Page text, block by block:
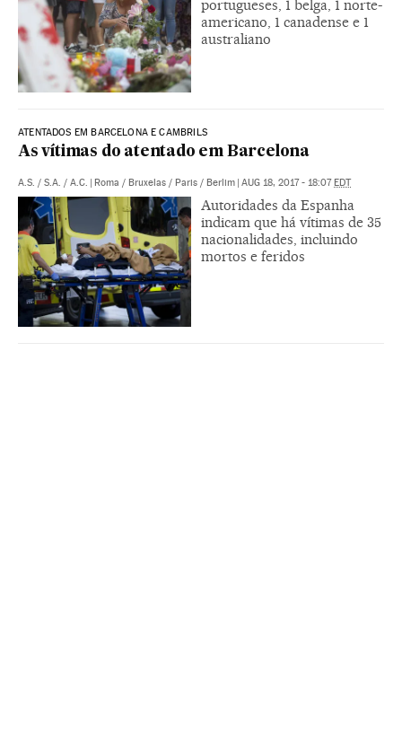
portugueses, 1 belga, 1 norte-
americano, 1 canadense e 1
australiano
ATENTADOS EM BARCELONA E CAMBRILS
As vítimas do atentado em Barcelona
A.S. / S.A. / A.C. | Roma / Bruxelas / Paris / Berlim | AUG 18, 2017 - 18:07EDT
Autoridades da Espanha
indicam que há vítimas de 35
nacionalidades, incluindo
mortos e feridos